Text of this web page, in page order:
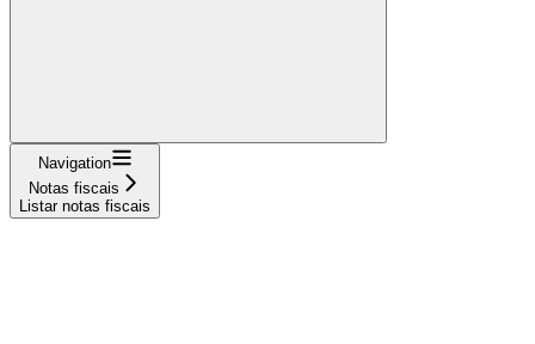
Navigation
Notas fiscais
Listar notas fiscais